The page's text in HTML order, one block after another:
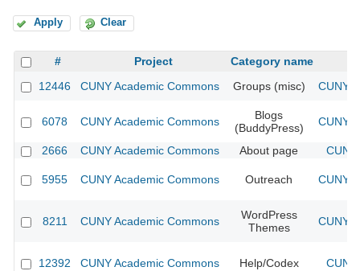
Apply Clear
# Project
Category name
12446
CUNY Academic Commons Groups (misc) CUNY
6078 CUNY Academic Commons
Blogs
(BuddyPress)
CUNY
2666 CUNY Academic Commons About page
5955 CUNY Academic Commons Outreach CUNY
8211 CUNY Academic Commons
WordPress
Themes
CUNY
12392 CUNY Academic Commons Help/Codex